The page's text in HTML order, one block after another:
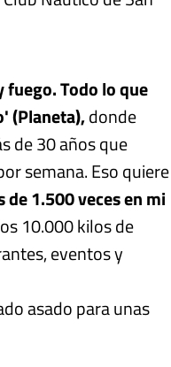
fuego. Todo lo que
(Planeta),donde
de 30 años que
semana. Eso quiere
1.500 veces en mi
10.000 kilos de
eventos y
asado para unas